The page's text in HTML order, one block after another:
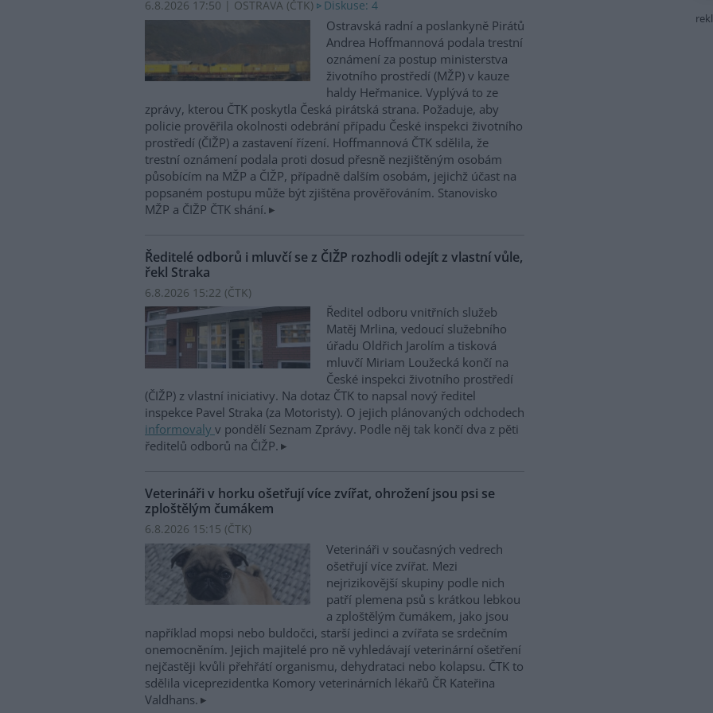
6.8.2026 17:50 | OSTRAVA (ČTK) Diskuse: 4
Ostravská radní a poslankyně Pirátů
Andrea Hoffmannová podala trestní
oznámení za postup ministerstva
životního prostředí (MŽP) v kauze
haldy Heřmanice. Vyplývá to ze
zprávy, kterou ČTK poskytla Česká pirátská strana. Požaduje, aby
policie prověřila okolnosti odebrání případu České inspekci životního
prostředí (ČIŽP) a zastavení řízení. Hoffmannová ČTK sdělila, že
trestní oznámení podala proti dosud přesně nezjištěným osobám
působícím na MŽP a ČIŽP, případně dalším osobám, jejichž účast na
popsaném postupu může být zjištěna prověřováním. Stanovisko
MŽP a ČIŽP ČTK shání.
Ředitelé odborů i mluvčí se z ČIŽP rozhodli odejít z vlastní vůle,
řekl Straka
6.8.2026 15:22 (ČTK)
Ředitel odboru vnitřních služeb
Matěj Mrlina, vedoucí služebního
úřadu Oldřich Jarolím a tisková
mluvčí Miriam Loužecká končí na
České inspekci životního prostředí
(ČIŽP) z vlastní iniciativy. Na dotaz ČTK to napsal nový ředitel
inspekce Pavel Straka (za Motoristy). O jejich plánovaných odchodech
informovaly v pondělí Seznam Zprávy. Podle něj tak končí dva z pěti
ředitelů odborů na ČIŽP.
Veterináři v horku ošetřují více zvířat, ohrožení jsou psi se
zploštělým čumákem
6.8.2026 15:15 (ČTK)
Veterináři v současných vedrech
ošetřují více zvířat. Mezi
nejrizikovější skupiny podle nich
patří plemena psů s krátkou lebkou
a zploštělým čumákem, jako jsou
například mopsi nebo buldočci, starší jedinci a zvířata se srdečním
onemocněním. Jejich majitelé pro ně vyhledávají veterinární ošetření
nejčastěji kvůli přehřátí organismu, dehydrataci nebo kolapsu. ČTK to
sdělila viceprezidentka Komory veterinárních lékařů ČR Kateřina
Valdhans.